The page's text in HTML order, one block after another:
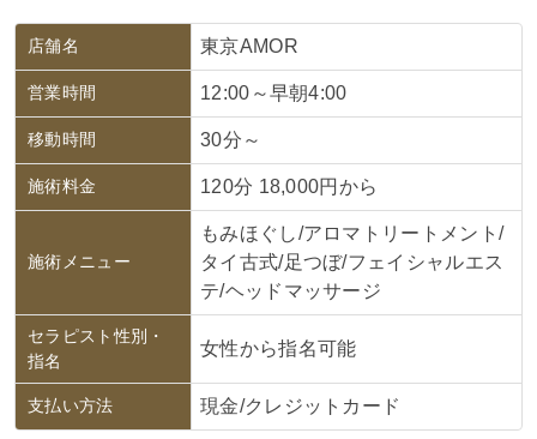
店舗名 東京AMOR
営業時間 12:00～早朝4:00
移動時間 30分～
施術料金 120分 18,000円から
施術メニュー
もみほぐし/アロマトリートメント/
タイ古式/足つぼ/フェイシャルエス
テ/ヘッドマッサージ
セラピスト性別・
指名
女性から指名可能
支払い方法 現金/クレジットカード